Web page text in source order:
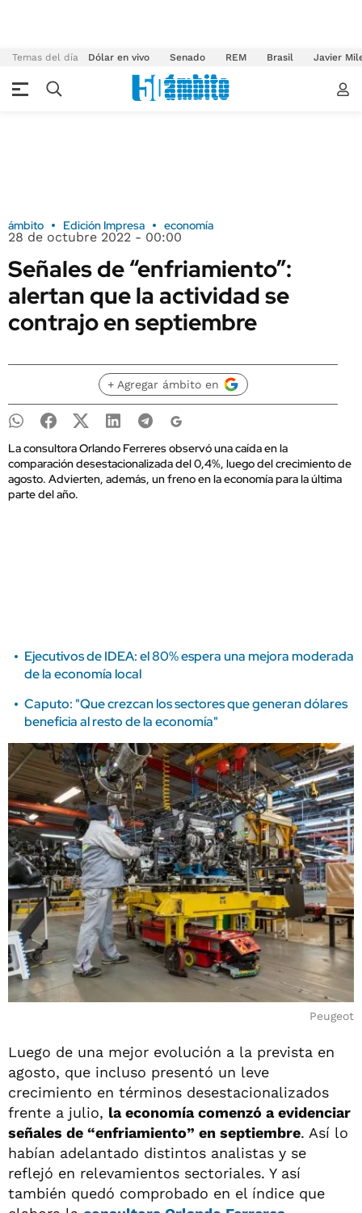
Temas del día Dólar en vivo Senado REM Brasil Javier
ámbito Edición Impresa economía
28 de octubre 2022 - 00:00
Señales de “enfriamiento”:
alertan que la actividad se
contrajo en septiembre
+ Agregar ámbito en
La consultora Orlando Ferreres observó una caída en la
comparación desestacionalizada del 0,4%, luego del crecimiento de
agosto. Advierten, además, un freno en la economía para la última
parte del año.
Ejecutivos de IDEA: el 80% espera una mejora moderada
de la economía local
Caputo: "Que crezcan los sectores que generan dólares
beneficia al resto de la economía"
Peugeot
Luego de una mejor evolución a la prevista en
agosto, que incluso presentó un leve
crecimiento en términos desestacionalizados
frente a julio, la economía comenzó a evidenciar
señales de “enfriamiento” en septiembre. Así lo
habían adelantado distintos analistas y se
reflejó en relevamientos sectoriales. Y así
también quedó comprobado en el índice que